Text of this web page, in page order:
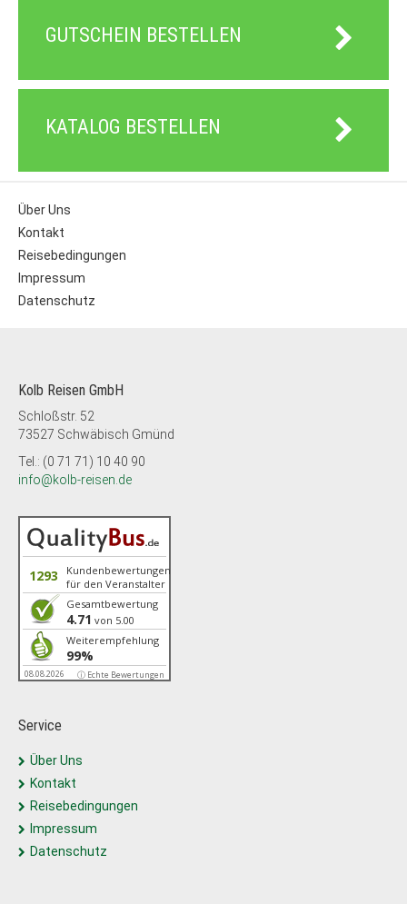
GUTSCHEIN BESTELLEN
KATALOG BESTELLEN
Über Uns
Kontakt
Reisebedingungen
Impressum
Datenschutz
Kolb Reisen GmbH
Schloßstr. 52
73527 Schwäbisch Gmünd
Tel.: (0 71 71) 10 40 90
info@kolb-reisen.de
1293
Kundenbewertungen
für den Veranstalter
Gesamtbewertung
4.71 von 5.00
Weiterempfehlung
99%
08.08.2026 ⓘ Echte Bewertungen
Service
Über Uns
Kontakt
Reisebedingungen
Impressum
Datenschutz